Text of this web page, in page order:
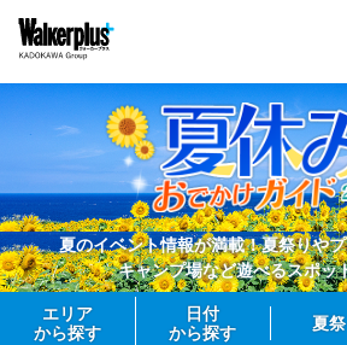
夏のイベント情報が満載！夏祭りや
キャンプ場など遊べるスポッ
エリア
から探す
日付
から探す
夏